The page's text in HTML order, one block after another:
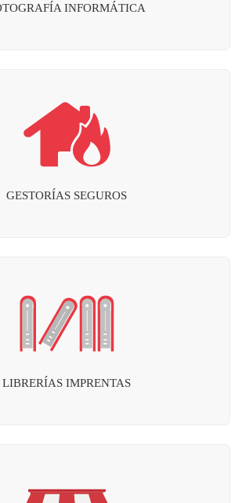
INFORMÁTICA
GESTORÍAS SEGUROS
LIBRERÍAS IMPRENTAS